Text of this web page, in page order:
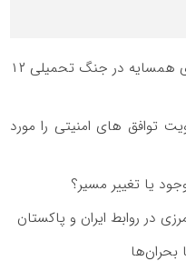
خللی در روند تجارت ایران با کشورهای همسایه در جنگ تحمیلی ۱۲
توافق های امنیتی را مورد
یا تغییر مسیر؟
در روابط ایران و پاکستان
بحران‌ها